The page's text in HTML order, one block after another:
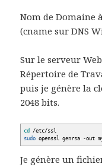
Nom de Domaine
(cname sur DNS
Sur le serveur
Répertoire de
puis je génère la
2048 bits.
cd /etc/ssl
sudo openssl genrsa -out
Je génère un